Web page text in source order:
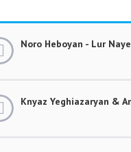
Noro Heboyan - Lur
Knyaz Yeghiazaryan &